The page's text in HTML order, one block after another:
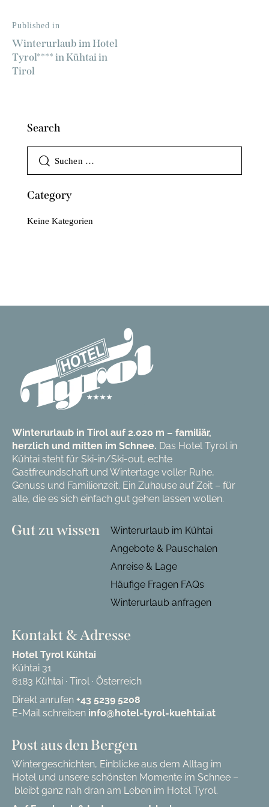
Published in
Winterurlaub im Hotel
Tyrol**** in Kühtai in
Tirol
Search
Category
Keine Kategorien
Winterurlaub in Tirol auf 2.020 m – familiär,
herzlich und mitten im Schnee. Das Hotel Tyrol in
Kühtai steht für Ski-in/Ski-out, echte
Gastfreundschaft und Wintertage voller Ruhe,
Genuss und Familienzeit. Ein Zuhause auf Zeit – für
alle, die es sich einfach gut gehen lassen wollen.
Gut zu wissen
Winterurlaub im Kühtai
Angebote & Pauschalen
Anreise & Lage
Häufige Fragen FAQs
Winterurlaub anfragen
Kontakt & Adresse
Hotel Tyrol Kühtai
Kühtai 31
6183 Kühtai · Tirol · Österreich
Direkt anrufen +43 5239 5208
E-Mail schreiben info@hotel-tyrol-kuehtai.at
Post aus den Bergen
Wintergeschichten, Einblicke aus dem Alltag im
Hotel und unsere schönsten Momente im Schnee –
bleibt ganz nah dran am Leben im Hotel Tyrol.